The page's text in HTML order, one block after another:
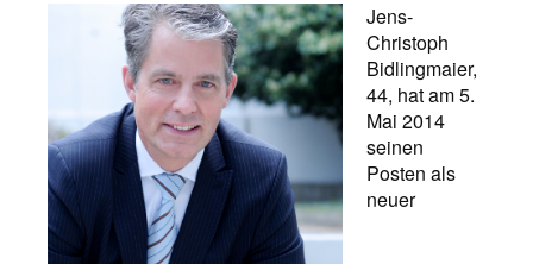
Jens-
Christoph
Bidlingmaier,
44, hat am 5.
Mai 2014
seinen
Posten als
neuer